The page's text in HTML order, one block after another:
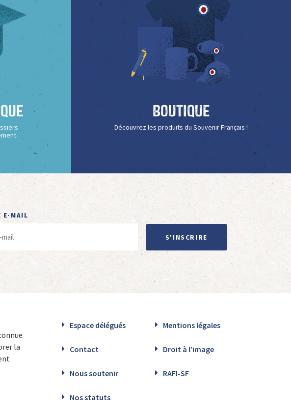
Boutique
Découvrez les produits du Souvenir Français !
E-MAIL
S'INSCRIRE
la
Espace délégués Mentions légales
Contact Droit à l’image
Nous soutenir RAFI-SF
Nos statuts